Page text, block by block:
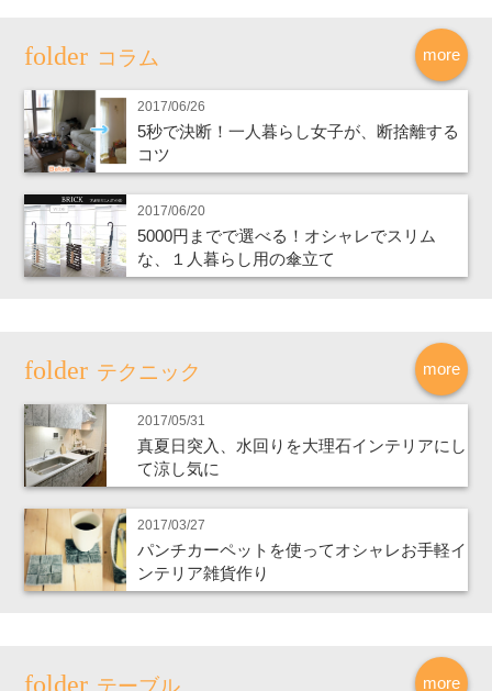
more
コラム
2017/06/26
5秒で決断！一人暮らし女子が、断捨離する
コツ
2017/06/20
5000円までで選べる！オシャレでスリム
な、１人暮らし用の傘立て
more
テクニック
2017/05/31
真夏日突入、水回りを大理石インテリアにし
て涼し気に
2017/03/27
パンチカーペットを使ってオシャレお手軽イ
ンテリア雑貨作り
more
テーブル